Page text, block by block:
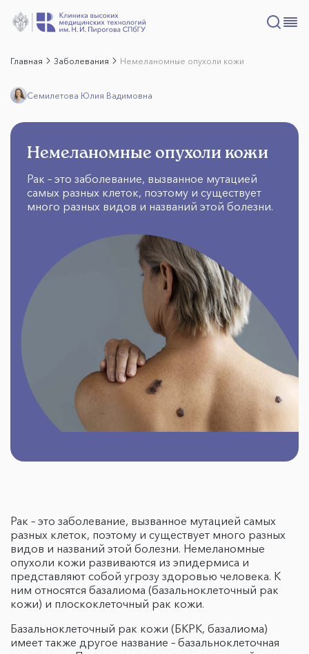
Главная Заболевания Немеланомные опухоли кожи
Семилетова Юлия Вадимовна
Немеланомные опухоли кожи
Рак – это заболевание, вызванное мутацией
самых разных клеток, поэтому и существует
много разных видов и названий этой болезни.
Рак – это заболевание, вызванное мутацией самых
разных клеток, поэтому и существует много разных
видов и названий этой болезни. Немеланомные
опухоли кожи развиваются из эпидермиса и
представляют собой угрозу здоровью человека. К
ним относятся базалиома (базальноклеточный рак
кожи) и плоскоклеточный рак кожи.
Базальноклеточный рак кожи (БКРК, базалиома)
имеет также другое название – базальноклеточная